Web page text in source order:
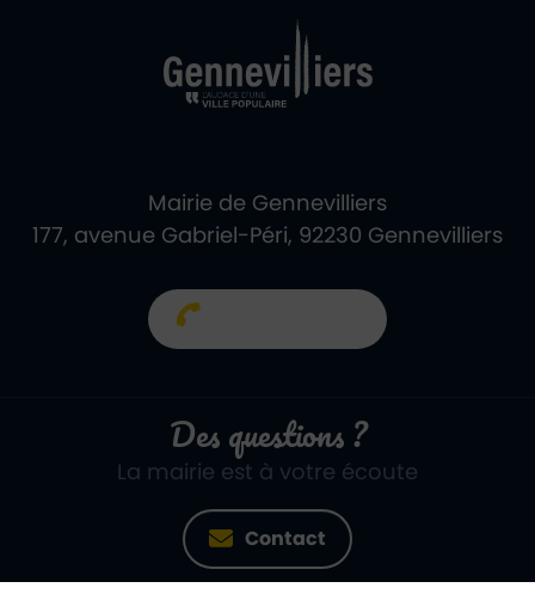
Mairie de Gennevilliers
177, avenue Gabriel-Péri, 92230 Gennevilliers
Des questions ?
La mairie est à votre écoute
Contact